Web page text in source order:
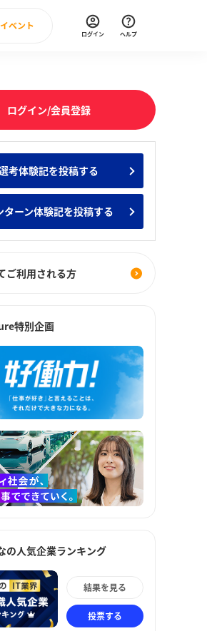
グ みんなのインターン人気企業ランキ
ー
イベント
直近のイベント一覧
ログイン ヘルプ
ログイン/会員登録
考体験記を投稿する
ターン体験記を投稿する
ご利用される方
特別企画
の人気企業ランキング
結果を見る
投票する